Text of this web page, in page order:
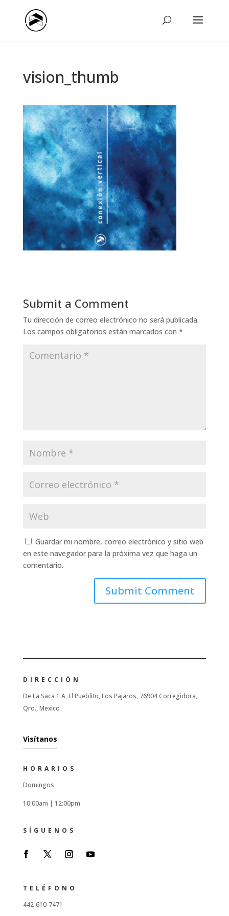
vision_thumb
Submit a Comment
Tu dirección de correo electrónico no será publicada.
Los campos obligatorios están marcados con *
Guardar mi nombre, correo electrónico y sitio web
en este navegador para la próxima vez que haga un
comentario.
DIRECCIÓN
De La Saca 1 A, El Pueblito, Los Pajaros, 76904 Corregidora,
Qro., Mexico
Visítanos
HORARIOS
Domingos
10:00am | 12:00pm
SÍGUENOS
TELÉFONO
442-610-7471